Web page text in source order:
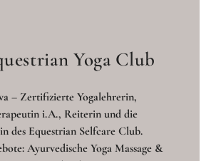
Yoga Club
– Zertifizierte Yogalehrerin,
i.A., Reiterin und die
des Equestrian Selfcare Club.
Ayurvedische Yoga Massage &